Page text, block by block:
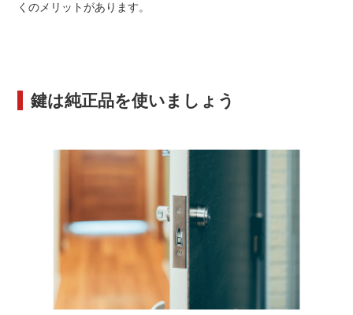
くのメリットがあります。
鍵は純正品を使いましょう